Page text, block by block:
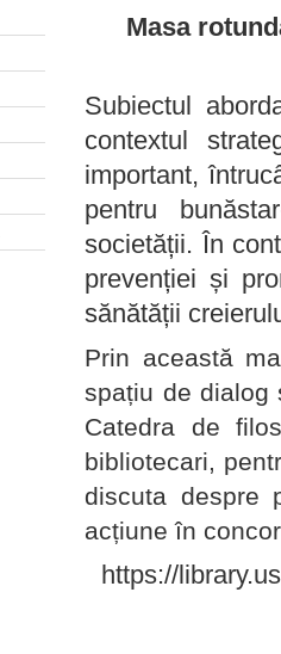
Masa
Subiectul
contextul
important,
pentru
societății. În
prevenției și
sănătății
Prin această
spațiu de dialog
Catedra de
bibliotecari,
discuta despre
acțiune în
https://